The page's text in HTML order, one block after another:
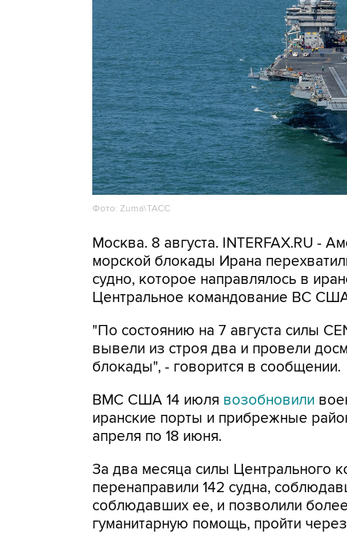
Фото: Zuma\ТАСС
Москва. 8 августа. INTERFAX.RU -
морской блокады Ирана
судно, которое направлялось в
Центральное командование ВС
"По состоянию на 7 августа силы
вывели из строя два и провели
блокады", - говорится в сообщении.
ВМС США 14 июля возобновили
иранские порты и прибрежные
апреля по 18 июня.
За два месяца силы Центрального
перенаправили 142 судна,
соблюдавших ее, и позволили
гуманитарную помощь, пройти